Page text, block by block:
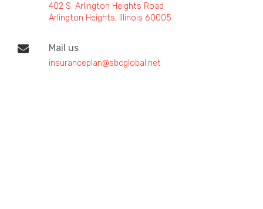
402 S. Arlington Heights Road
Arlington Heights, Illinois 60005
Mail us
insuranceplan@sbcglobal.net